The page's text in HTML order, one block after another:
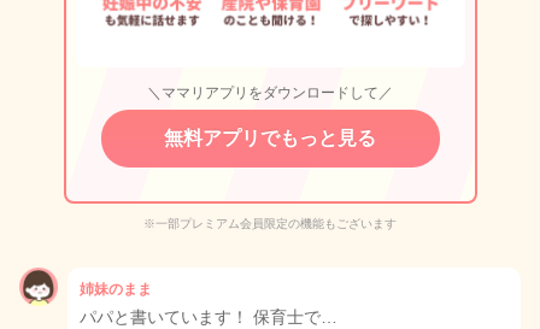
＼ママリアプリをダウンロードして／
無料アプリでもっと見る
※一部プレミアム会員限定の機能もございます
姉妹のまま
パパと書いています！ 保育士で…